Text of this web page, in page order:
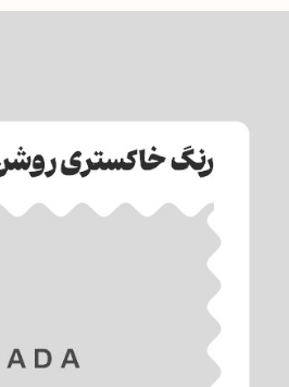
اینستاگرام